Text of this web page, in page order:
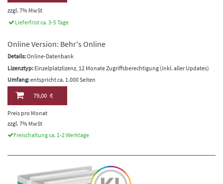
zzgl. 7% MwSt
Lieferfrist ca. 3-5 Tage
Online Version: Behr's Online
Details:Online-Datenbank
Lizenztyp: Einzelplatzlizenz, 12 Monate Zugriffsberechtigung (inkl. aller Updates)
Umfang:entspricht ca. 1.000 Seiten
79,00 €
Preis pro Monat
zzgl. 7% MwSt
Freischaltung ca. 1-2 Werktage